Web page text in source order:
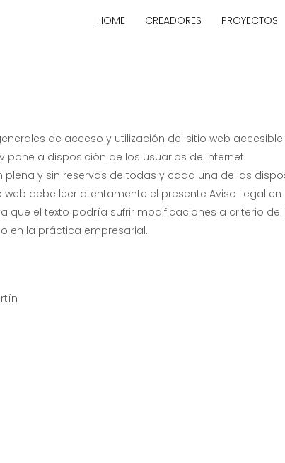
HOME CREADORES PROYECTOS
de acceso y utilización del sitio web
pone a disposición de los usuarios de Internet.
y sin reservas de todas y cada una de las
web debe leer atentamente el presente Aviso Legal
que el texto podría sufrir modificaciones a criterio del
en la práctica empresarial.